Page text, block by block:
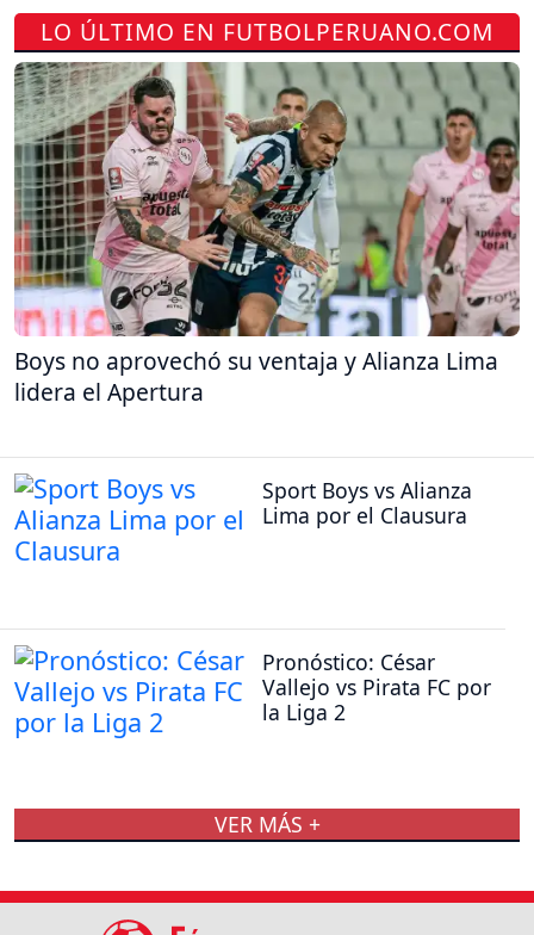
LO ÚLTIMO EN FUTBOLPERUANO.COM
Boys no aprovechó su ventaja y Alianza Lima
lidera el Apertura
Sport Boys vs Alianza
Lima por el Clausura
Pronóstico: César
Vallejo vs Pirata FC por
la Liga 2
VER MÁS +